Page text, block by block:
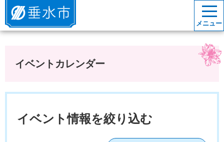
垂水市
メニュー
イベントカレンダー
イベント情報を絞り込む